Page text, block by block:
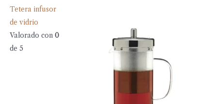
Tetera infusor
de vidrio
Valorado con 0
de 5